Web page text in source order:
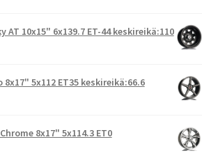
AT 10x15" 6x139.7 ET-44 keskireikä:110
5x112 ET35 keskireikä:66.6
8x17" 5x114.3 ET0